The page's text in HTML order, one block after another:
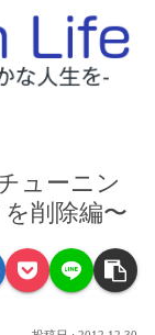
ューニン
削除編〜